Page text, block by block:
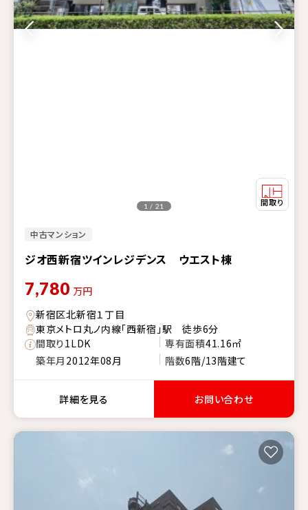
中古マンション
ジオ西新宿ツインレジデンス ウエスト棟
1 / 21
7,780 万円
新宿区北新宿１丁目
東京メトロ丸ノ内線「西新宿」駅 徒歩6分
間取り1LDK 専有面積41.16㎡
築年月 2012年08月 階数6階/13階建て
詳細を見る お問い合わせ